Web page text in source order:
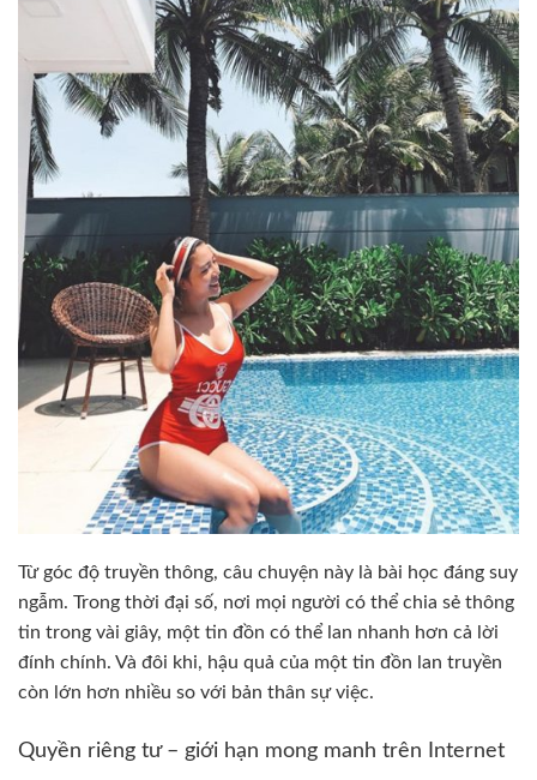
Từ góc độ truyền thông, câu chuyện này là bài học đáng suy
ngẫm. Trong thời đại số, nơi mọi người có thể chia sẻ thông
tin trong vài giây, một tin đồn có thể lan nhanh hơn cả lời
đính chính. Và đôi khi, hậu quả của một tin đồn lan truyền
còn lớn hơn nhiều so với bản thân sự việc.
Quyền riêng tư – giới hạn mong manh trên Internet